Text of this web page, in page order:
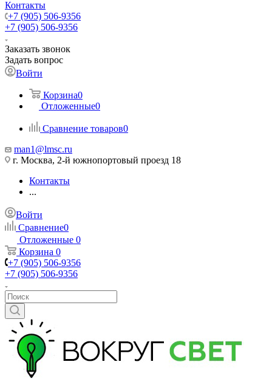
Контакты
+7 (905) 506-9356
+7 (905) 506-9356
Заказать звонок
Задать вопрос
Войти
Корзина0
Отложенные0
Сравнение товаров0
man1@lmsc.ru
г. Москва, 2-й южнопортовый проезд 18
Контакты
...
Войти
Сравнение0
Отложенные 0
Корзина 0
+7 (905) 506-9356
+7 (905) 506-9356